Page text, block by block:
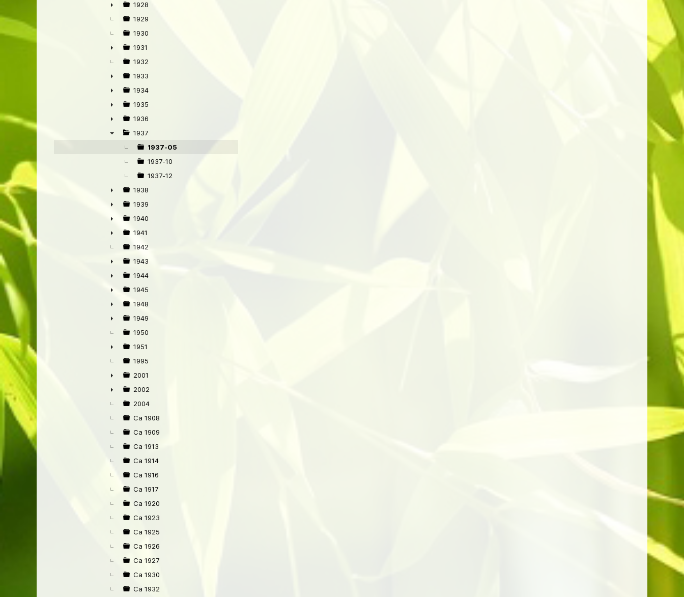
►
►
1928
1929
1930
►
1931
1932
►
1933
►
1934
►
1935
►
1936
1937
1937-05
1937-10
1937-12
►
1938
►
1939
►
1940
►
1941
1942
►
1943
►
1944
►
1945
►
1948
►
1949
1950
►
1951
1995
►
2001
►
2002
2004
Ca 1908
Ca 1909
Ca 1913
Ca 1914
Ca 1916
Ca 1917
Ca 1920
Ca 1923
Ca 1925
Ca 1926
Ca 1927
Ca 1930
Ca 1932